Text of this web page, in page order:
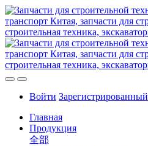
Войти Зарегистрированный
Главная
Продукция
全部